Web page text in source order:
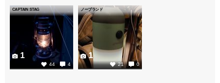
CAPTAIN STAG
44 4
1
ノーブランド
21 0
1